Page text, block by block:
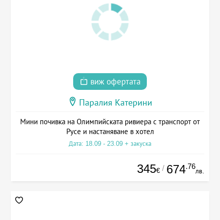
виж офертата
Паралия Катерини
Мини почивка на Олимпийската ривиера с транспорт от
Русе и настаняване в хотел
Дата: 18.09 - 23.09 + закуска
345€ / 674.76
лв.